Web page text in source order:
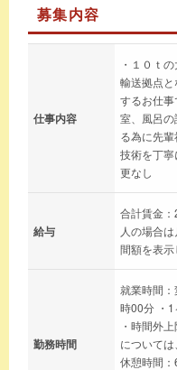
募集内容
仕事内容
・１０ｔ
輸送拠点
するお仕
室、風呂
る為に先
技術を丁
更なし
給与
合計賃金
人の場合
間額を表示
勤務時間
就業時間
時00分 ・1
・時間外
については
休憩時間